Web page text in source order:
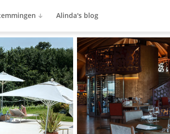
Alinda's blog